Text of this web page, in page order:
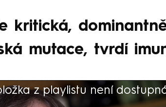
kritická,
mutace, tvrdí
z playlistu není